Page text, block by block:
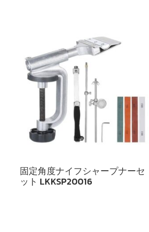
固定角度ナイフシャープナーセ
ット LKKSP20016